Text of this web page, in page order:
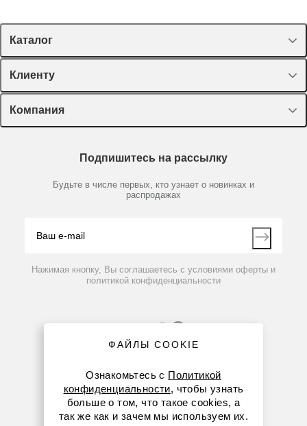
Каталог
Спецпредложения
Оборудование, приборы
Пластик, стекло, принадлежности
Химические реактивы, препараты, наборы
Производители
Клиенту
Лекторий Диаэм
Доставка и оплата
Мобильное приложение
Компания
Партнеры
Контакты
Подпишитесь на рассылку
Будьте в числе первых, кто узнает о новинках и
распродажах
Нажимая кнопку, Вы соглашаетесь с условиями оферты и
политикой конфиденциальности
8 (800) 234-05-08
ФАЙЛЫ COOKIE
Ознакомьтесь с Политикой
конфиденциальности, чтобы узнать
больше о том, что такое cookies, а
так же как и зачем мы используем их.